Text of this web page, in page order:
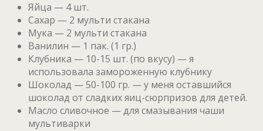
Яйца — 4 шт.
Сахар — 2 мульти стакана
Мука — 2 мульти стакана
Ванилин — 1 пак. (1 гр.)
Клубника — 10-15 шт. (по вкусу) — я
использовала замороженную клубнику
Шоколад — 50-100 гр. — у меня оставшийся
шоколад от сладких яиц-сюрпризов для детей.
Масло сливочное — для смазывания чаши
мультиварки